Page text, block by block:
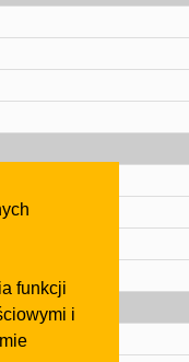
funkcji
i